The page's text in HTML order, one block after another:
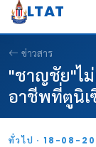
LTAT
ข่าวสาร
"ชาญชัย"ไ
อาชีพที่ตูนิเ
ทั่วไป · 18-08-